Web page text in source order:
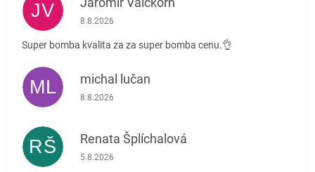
JV Hodnocení obchodu je 5 z 5 hvězdiček.
8.8.2026
Super bomba kvalita za za super bomba cenu.👌
ML michal lučan
Hodnocení obchodu je 5 z 5 hvězdiček.
8.8.2026
RŠ Renata Šplíchalová
Hodnocení obchodu je 5 z 5 hvězdiček.
5.8.2026